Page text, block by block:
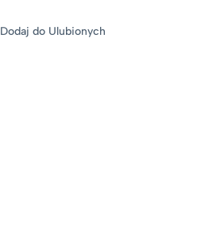
Dodaj do Ulubionych